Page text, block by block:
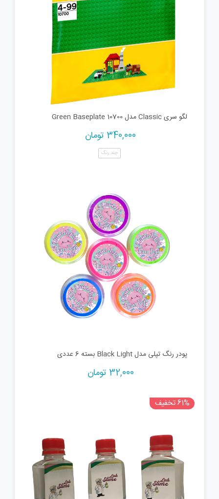
لگو سری Classic مدل Green Baseplate 10700
340,000 تومان
چند رنگ
پودر رنگ تپلی مدل Black Light بسته 6 عددی
32,000 تومان
61% تخفیف